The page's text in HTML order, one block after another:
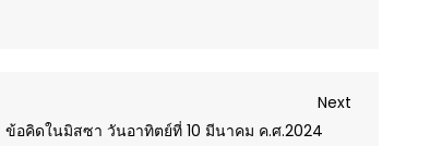
Next
ข้อคิดในมิสซา วันอาทิตย์ที่ 10 มีนาคม ค.ศ.2024